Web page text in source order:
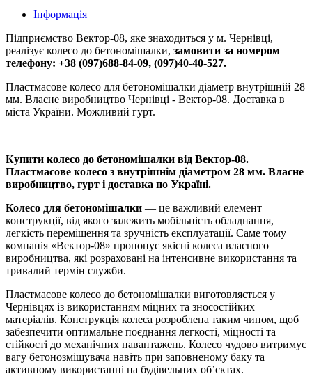
Інформація
Підприємство Вектор-08, яке знаходиться у м. Чернівці,
реалізує колесо до бетономішалки, замовити за номером
телефону: +38 (097)688-84-09, (097)40-40-527.
Пластмасове колесо для бетономішалки діаметр внутрішній 28
мм. Власне виробництво Чернівці - Вектор-08. Доставка в
міста України. Можливий гурт.
Купити колесо до бетономішалки від Вектор-08.
Пластмасове колесо з внутрішнім діаметром 28 мм. Власне
виробництво, гурт і доставка по Україні.
Колесо для бетономішалки — це важливий елемент
конструкції, від якого залежить мобільність обладнання,
легкість переміщення та зручність експлуатації. Саме тому
компанія «Вектор-08» пропонує якісні колеса власного
виробництва, які розраховані на інтенсивне використання та
тривалий термін служби.
Пластмасове колесо до бетономішалки виготовляється у
Чернівцях із використанням міцних та зносостійких
матеріалів. Конструкція колеса розроблена таким чином, щоб
забезпечити оптимальне поєднання легкості, міцності та
стійкості до механічних навантажень. Колесо чудово витримує
вагу бетонозмішувача навіть при заповненому баку та
активному використанні на будівельних об’єктах.